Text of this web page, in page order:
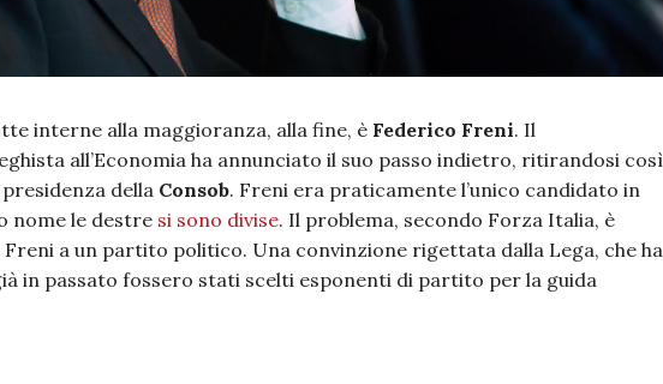
interne alla maggioranza, alla fine, è Federico Freni. Il
all’Economia ha annunciato il suo passo indietro, ritirandosi così
della Consob. Freni era praticamente l’unico candidato in
nome le destre si sono divise. Il problema, secondo Forza Italia, è
Freni a un partito politico. Una convinzione rigettata dalla Lega, che ha
in passato fossero stati scelti esponenti di partito per la guida